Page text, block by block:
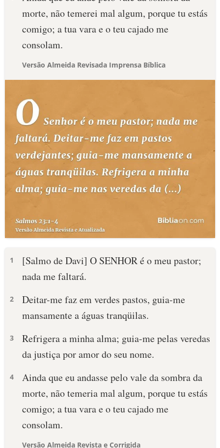
morte, não temerei mal algum, porque tu estás
comigo; a tua vara e o teu cajado me
consolam.
Versão Almeida Revisada Imprensa Bíblica
1
[Salmo de Davi] O SENHOR é o meu pastor;
nada me faltará.
2
Deitar-me faz em verdes pastos, guia-me
mansamente a águas tranqüilas.
3
Refrigera a minha alma; guia-me pelas veredas
da justiça por amor do seu nome.
4
Ainda que eu andasse pelo vale da sombra da
morte, não temeria mal algum, porque tu estás
comigo; a tua vara e o teu cajado me
consolam.
Versão Almeida Revista e Corrigida